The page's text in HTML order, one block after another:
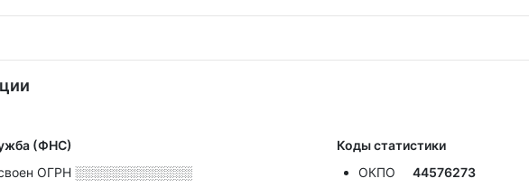
(ФНС)
ОГРН ░░░░░░░░░░░░░
Коды статистики
ОКПО
44576273